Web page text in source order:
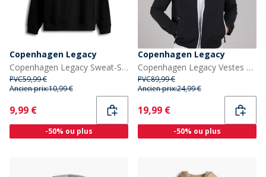
Copenhagen Legacy
Copenhagen Legacy Sweat-Shirt Noir
PVC59,99 €
Ancien prix:10,99 €
Current
9,99 €
-50% ou plus
Copenhagen Legacy
Copenhagen Legacy Vestes Homme Noir
PVC89,99 €
Ancien prix:24,99 €
Current
19,99 €
-50% ou plus